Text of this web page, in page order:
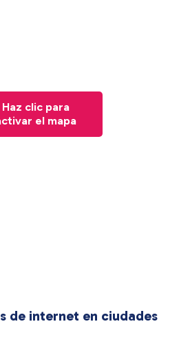
Haz clic para
el mapa
de internet en ciudades